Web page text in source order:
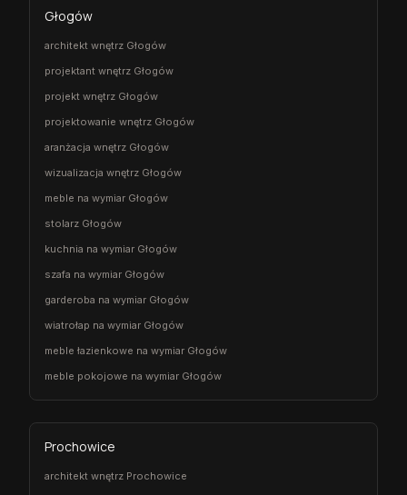
Głogów
architekt wnętrz Głogów
projektant wnętrz Głogów
projekt wnętrz Głogów
projektowanie wnętrz Głogów
aranżacja wnętrz Głogów
wizualizacja wnętrz Głogów
meble na wymiar Głogów
stolarz Głogów
kuchnia na wymiar Głogów
szafa na wymiar Głogów
garderoba na wymiar Głogów
wiatrołap na wymiar Głogów
meble łazienkowe na wymiar Głogów
meble pokojowe na wymiar Głogów
Prochowice
architekt wnętrz Prochowice